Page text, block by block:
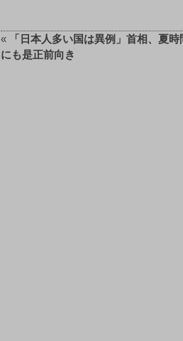
«
「日本人多い国は異例」首相、夏時
にも是正前向き